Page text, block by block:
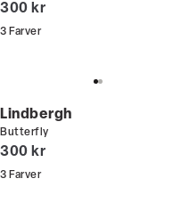
I alt (inkl. rabat)
300 kr
3 Farver
Lindbergh
Butterfly
I alt (inkl. rabat)
300 kr
3 Farver